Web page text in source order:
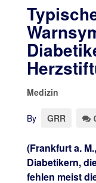
Medizin
By GRR
(Frankfurt a.
Diabetikern,
fehlen meist